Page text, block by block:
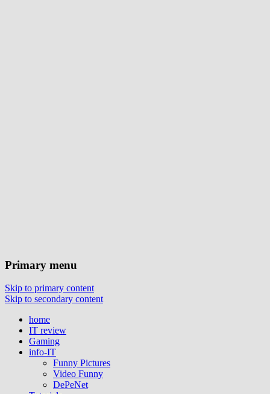
Primary menu
Skip to primary content
Skip to secondary content
home
IT review
Gaming
info-IT
Funny Pictures
Video Funny
DePeNet